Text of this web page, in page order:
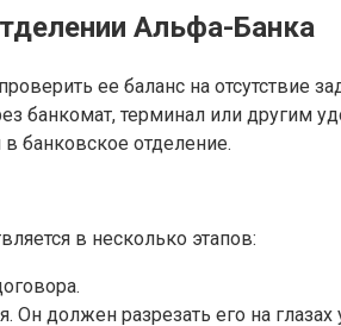
Альфа-Банка
ее баланс на отсутствие
банкомат, терминал или другим
банковское отделение.
в несколько этапов:
Он должен разрезать его на